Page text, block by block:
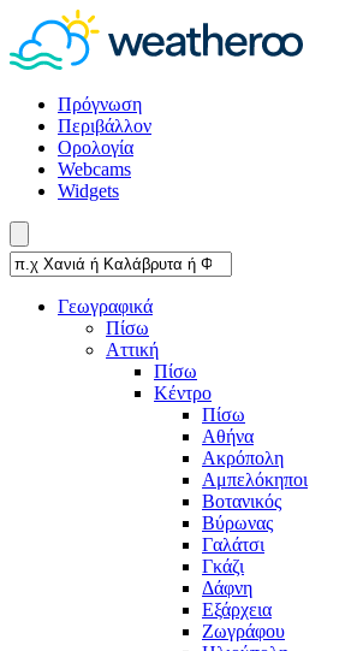
Πρόγνωση
Περιβάλλον
Ορολογία
Webcams
Widgets
Γεωγραφικά
Πίσω
Αττική
Πίσω
Κέντρο
Πίσω
Αθήνα
Ακρόπολη
Αμπελόκηποι
Βοτανικός
Βύρωνας
Γαλάτσι
Γκάζι
Δάφνη
Εξάρχεια
Ζωγράφου